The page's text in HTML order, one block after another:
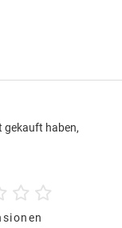
gekauft haben,